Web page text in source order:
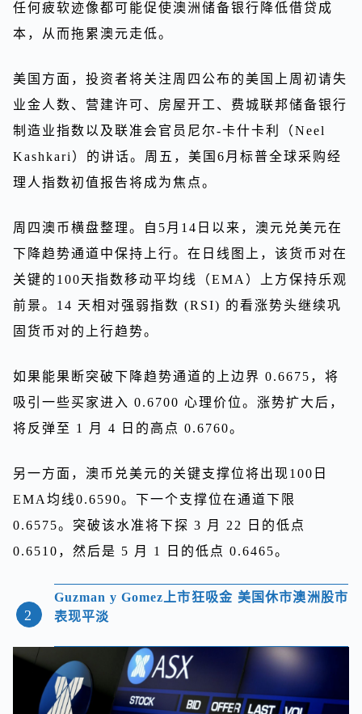
任何疲软迹像都可能促使澳洲储备银行降低借贷成
本，从而拖累澳元走低。
美国方面，投资者将关注周四公布的美国上周初请失
业金人数、营建许可、房屋开工、费城联邦储备银行
制造业指数以及联准会官员尼尔-卡什卡利（Neel
Kashkari）的讲话。周五，美国6月标普全球采购经
理人指数初值报告将成为焦点。
周四澳币横盘整理。自5月14日以来，澳元兑美元在
下降趋势通道中保持上行。在日线图上，该货币对在
关键的100天指数移动平均线（EMA）上方保持乐观
前景。14 天相对强弱指数 (RSI) 的看涨势头继续巩
固货币对的上行趋势。
如果能果断突破下降趋势通道的上边界 0.6675，将
吸引一些买家进入 0.6700 心理价位。涨势扩大后，
将反弹至 1 月 4 日的高点 0.6760。
另一方面，澳币兑美元的关键支撑位将出现100日
EMA均线0.6590。下一个支撑位在通道下限
0.6575。突破该水准将下探 3 月 22 日的低点
0.6510，然后是 5 月 1 日的低点 0.6465。
2
Guzman y Gomez上市狂吸金 美国休市澳洲股市
表现平淡